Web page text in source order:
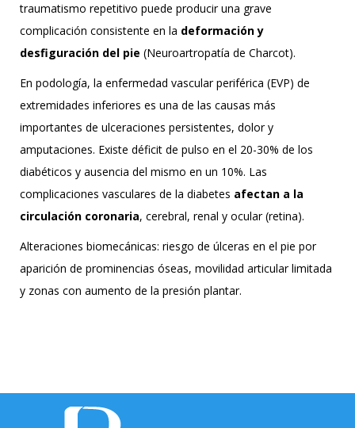
traumatismo repetitivo puede producir una grave
complicación consistente en la deformación y
desfiguración del pie (Neuroartropatía de Charcot).
En podología, la enfermedad vascular periférica (EVP) de
extremidades inferiores es una de las causas más
importantes de ulceraciones persistentes, dolor y
amputaciones. Existe déficit de pulso en el 20-30% de los
diabéticos y ausencia del mismo en un 10%. Las
complicaciones vasculares de la diabetes afectan a la
circulación coronaria, cerebral, renal y ocular (retina).
Alteraciones biomecánicas: riesgo de úlceras en el pie por
aparición de prominencias óseas, movilidad articular limitada
y zonas con aumento de la presión plantar.